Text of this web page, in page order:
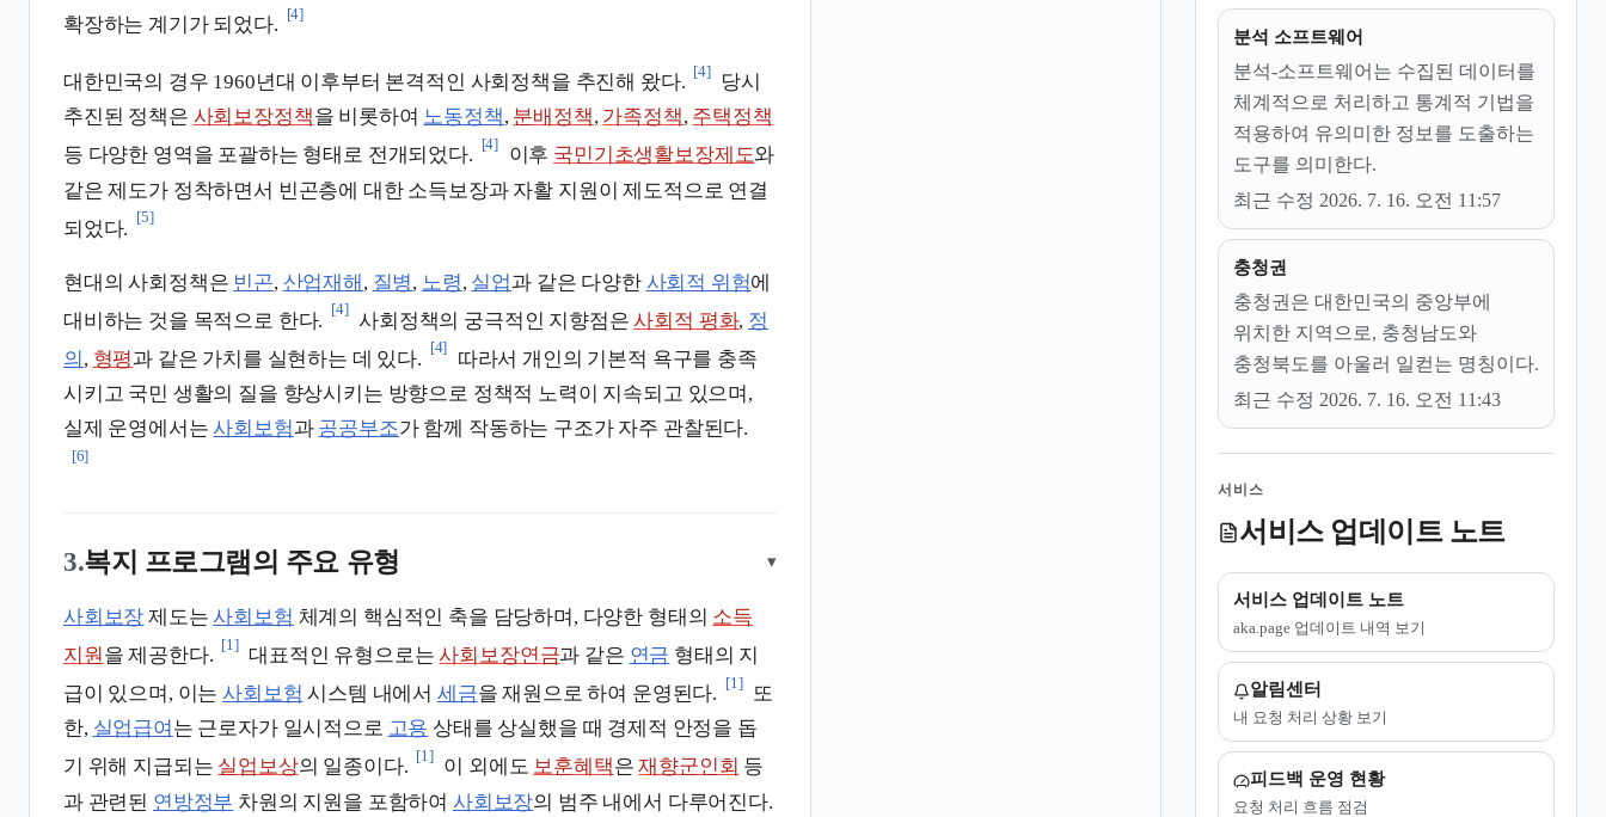
확장하는 계기가 되었다.
[4]
대한민국의 경우 1960년대 이후부터 본격적인 사회정책을 추진해 왔다.
[4]
당시
추진된 정책은 사회보장정책을 비롯하여 노동정책, 분배정책, 가족정책, 주택정책
등 다양한 영역을 포괄하는 형태로 전개되었다.
[4]
이후 국민기초생활보장제도와
같은 제도가 정착하면서 빈곤층에 대한 소득보장과 자활 지원이 제도적으로 연결
되었다.
[5]
현대의 사회정책은 빈곤, 산업재해 , 질병, 노령, 실업과 같은 다양한 사회적 위험에
대비하는 것을 목적으로 한다.
[4]
사회정책의 궁극적인 지향점은사회적 평화, 정
의 , 형평과 같은 가치를 실현하는 데 있다.
[4]
따라서 개인의 기본적 욕구를 충족
시키고 국민 생활의 질을 향상시키는 방향으로 정책적 노력이 지속되고 있으며,
실제 운영에서는사회보험과 공공부조가 함께 작동하는 구조가 자주 관찰된다.
[6]
3.복지 프로그램의 주요 유형 ▾
사회보장 제도는사회보험 체계의 핵심적인 축을 담당하며, 다양한 형태의 소득
지원을 제공한다.
[1]
대표적인 유형으로는사회보장연금과 같은 연금 형태의 지
급이 있으며, 이는사회보험 시스템 내에서 세금을 재원으로 하여 운영된다.
[1]
또
한, 실업급여 는 근로자가 일시적으로 고용 상태를 상실했을 때 경제적 안정을 돕
기 위해 지급되는 실업보상의 일종이다.
[1]
이 외에도 보훈혜택은재향군인회 등
과 관련된 연방정부 차원의 지원을 포함하여 사회보장의 범주 내에서 다루어진다.
분석 소프트웨어
분석-소프트웨어는 수집된 데이터를
체계적으로 처리하고 통계적 기법을
적용하여 유의미한 정보를 도출하는
도구를 의미한다.
최근 수정 2026. 7. 16. 오전 11:57
충청권
충청권은 대한민국의 중앙부에
위치한 지역으로, 충청남도와
충청북도를 아울러 일컫는 명칭이다.
최근 수정 2026. 7. 16. 오전 11:43
서비스
서비스 업데이트 노트
서비스 업데이트 노트
aka.page 업데이트 내역 보기
알림센터
내 요청 처리 상황 보기
피드백 운영 현황
요청 처리 흐름 점검